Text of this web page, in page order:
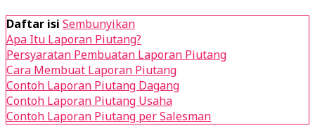
Daftar isi Sembunyikan
Apa Itu Laporan Piutang?
Persyaratan Pembuatan Laporan Piutang
Cara Membuat Laporan Piutang
Contoh Laporan Piutang Dagang
Contoh Laporan Piutang Usaha
Contoh Laporan Piutang per Salesman